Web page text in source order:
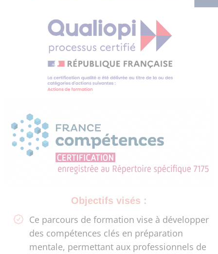
Objectifs visés :
Ce parcours de formation vise à développer
des compétences clés en préparation
mentale, permettant aux professionnels de